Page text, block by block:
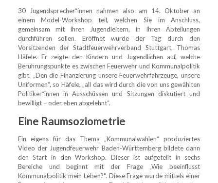
30 Jugendsprecher*innen nahmen also am 14. Oktober an
einem Model-Workshop teil, welchen Sie im Anschluss,
gemeinsam mit ihren Jugendleitern, in ihren Abteilungen
durchführen sollen. Eröffnet wurde der Tag durch den
Vorsitzenden der Stadtfeuerwehrverband Stuttgart, Thomas
Häfele. Er zeigte den Kindern und Jugendlichen auf, welche
Berührungspunkte es zwischen Feuerwehr und Kommunalpolitik
gibt. „Den die Finanzierung unsere Feuerwehrfahrzeuge, unsere
Uniformen“, so Häfele, „all das wird durch die von uns gewählten
Politiker*innen in Ausschüssen und Sitzungen diskutiert und
bewilligt – oder eben abgelehnt“.
Eine Raumsoziometrie
Ein eigens für das Thema „Kommunalwahlen“ produziertes
Video der Jugendfeuerwehr Baden-Württemberg bildete dann
den Start in den Workshop. Dieser ist aufgeteilt in sechs
Bereiche und beginnt mit der Frage „Wie beeinflusst
Kommunalpolitik mein Leben?“. Diese Frage wurde mittels einer